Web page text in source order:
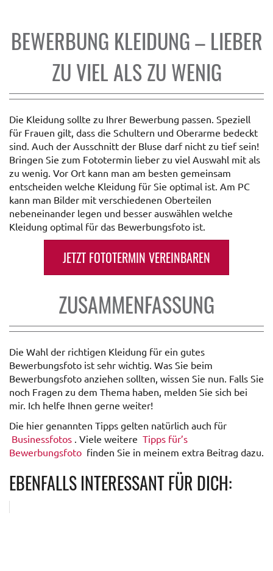
BEWERBUNG KLEIDUNG – LIEBER
ZU VIEL ALS ZU WENIG
Die Kleidung sollte zu Ihrer Bewerbung passen. Speziell
für Frauen gilt, dass die Schultern und Oberarme bedeckt
sind. Auch der Ausschnitt der Bluse darf nicht zu tief sein!
Bringen Sie zum Fototermin lieber zu viel Auswahl mit als
zu wenig. Vor Ort kann man am besten gemeinsam
entscheiden welche Kleidung für Sie optimal ist. Am PC
kann man Bilder mit verschiedenen Oberteilen
nebeneinander legen und besser auswählen welche
Kleidung optimal für das Bewerbungsfoto ist.
JETZT FOTOTERMIN VEREINBAREN
ZUSAMMENFASSUNG
Die Wahl der richtigen Kleidung für ein gutes
Bewerbungsfoto ist sehr wichtig. Was Sie beim
Bewerbungsfoto anziehen sollten, wissen Sie nun. Falls Sie
noch Fragen zu dem Thema haben, melden Sie sich bei
mir. Ich helfe Ihnen gerne weiter!
Die hier genannten Tipps gelten natürlich auch für
Businessfotos . Viele weitere Tipps für’s
Bewerbungsfoto finden Sie in meinem extra Beitrag dazu.
EBENFALLS INTERESSANT FÜR DICH: